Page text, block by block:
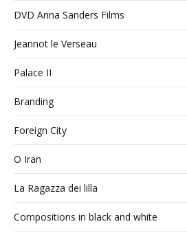
DVD Anna Sanders Films
Jeannot le Verseau
Palace II
Branding
Foreign City
O Iran
La Ragazza dei lilla
Compositions in black and white